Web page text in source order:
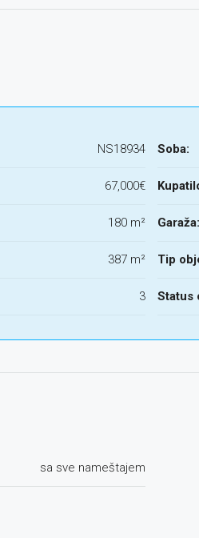
NS18934
67,000€
180 m²
387 m²
3
Soba:
Garaža:
Tip
Status
sa sve nameštajem